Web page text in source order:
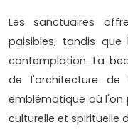
Les sanctuaires
paisibles, tandis
contemplation. La
de l'architecture
emblématique où l'on
culturelle et spirituelle